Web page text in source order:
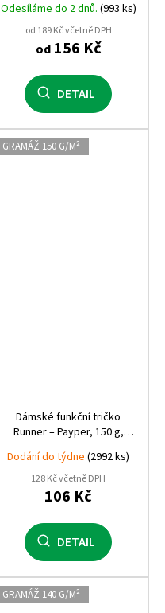
prodloužená záda
Odesíláme do 2 dnů. (993 ks)
od 189 Kč včetně DPH
od156 Kč
DETAIL
GRAMÁŽ 150 G/M²
Dámské funkční tričko
Runner – Payper, 150 g,
100% polyester, Dry‑Tech,
sportovní přiléhavý střih
Dodání do týdne (2992 ks)
128 Kč včetně DPH
106 Kč
DETAIL
GRAMÁŽ 140 G/M²